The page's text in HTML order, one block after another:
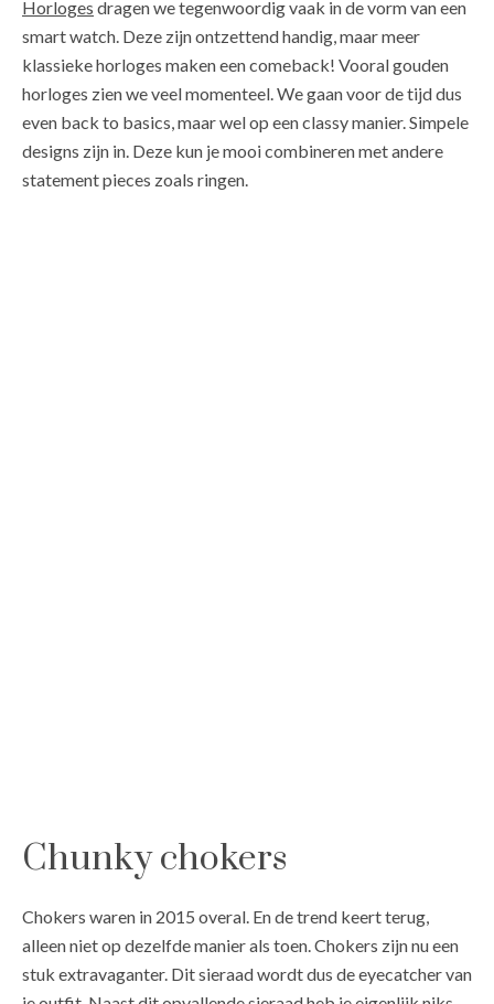
Horloges dragen we tegenwoordig vaak in de vorm van een
smart watch. Deze zijn ontzettend handig, maar meer
klassieke horloges maken een comeback! Vooral gouden
horloges zien we veel momenteel. We gaan voor de tijd dus
even back to basics, maar wel op een classy manier. Simpele
designs zijn in. Deze kun je mooi combineren met andere
statement pieces zoals ringen.
Chunky chokers
Chokers waren in 2015 overal. En de trend keert terug,
alleen niet op dezelfde manier als toen. Chokers zijn nu een
stuk extravaganter. Dit sieraad wordt dus de eyecatcher van